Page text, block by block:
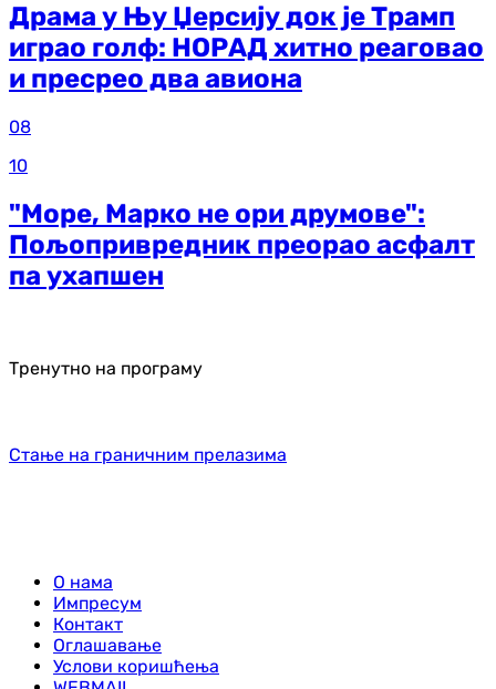
Драма у Њу Џерсију док је Трамп
играо голф: НОРАД хитно реаговао
и пресрео два авиона
08
10
"Море, Марко не ори друмове":
Пољопривредник преорао асфалт
па ухапшен
Тренутно на програму
Стање на граничним прелазима
О нама
Импресум
Контакт
Оглашавање
Услови коришћења